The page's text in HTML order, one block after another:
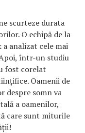
scurteze durata
O echipă de la
analizat cele mai
într-un studiu
fost corelat
Oamenii de
despre somn va
a oamenilor,
care sunt miturile